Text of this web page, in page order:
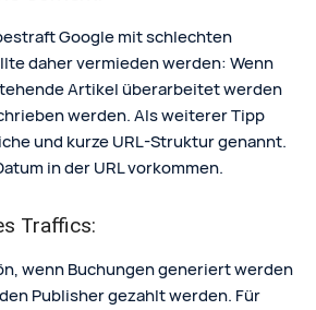
Google mit schlechten
daher vermieden werden: Wenn
Artikel überarbeitet werden
werden. Als weiterer Tipp
und kurze URL-Struktur genannt.
in der URL vorkommen.
Traffics:
wenn Buchungen generiert werden
Publisher gezahlt werden. Für